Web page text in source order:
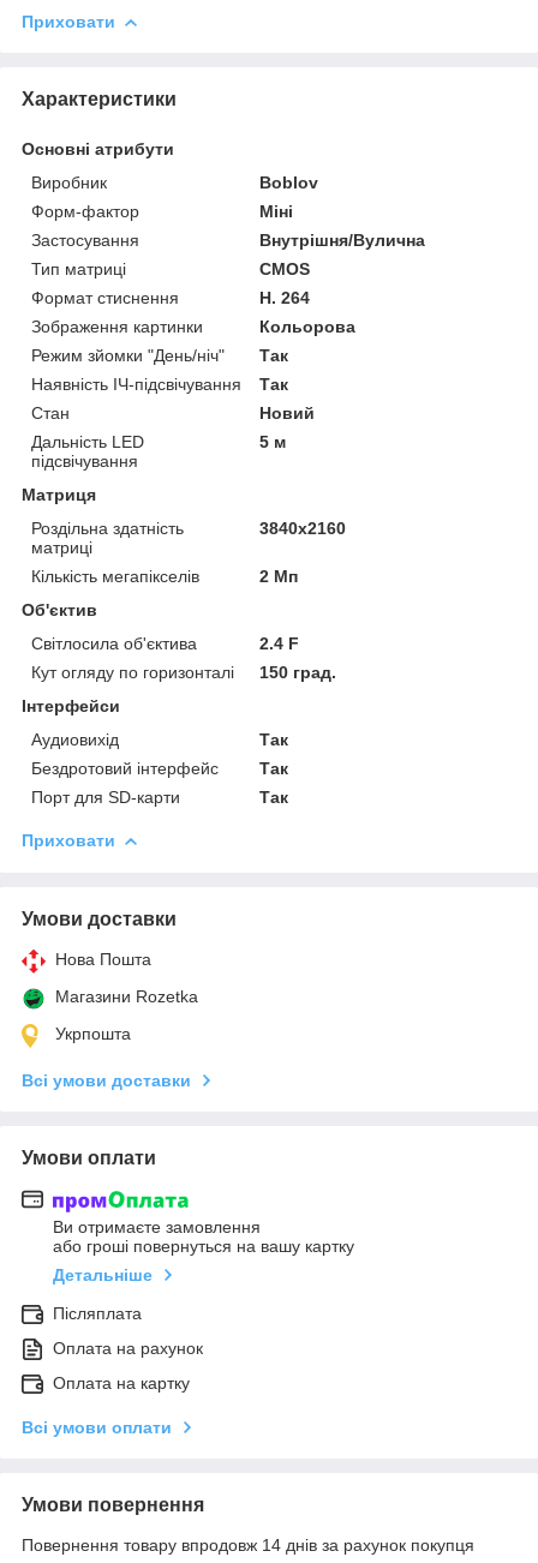
Приховати
Характеристики
Основні атрибути
Виробник
Boblov
Форм-фактор
Міні
Застосування
Внутрішня/Вулична
Тип матриці
CMOS
Формат стиснення
H. 264
Зображення картинки
Кольорова
Режим зйомки "День/ніч"
Так
Наявність ІЧ-підсвічування
Так
Стан
Новий
Дальність LED
підсвічування
5 м
Матриця
Роздільна здатність
матриці
3840х2160
Кількість мегапікселів
2 Мп
Об'єктив
Світлосила об'єктива
2.4 F
Кут огляду по горизонталі
150 град.
Інтерфейси
Аудиовихід
Так
Бездротовий інтерфейс
Так
Порт для SD-карти
Так
Приховати
Умови доставки
Нова Пошта
Магазини Rozetka
Укрпошта
Всі умови доставки
Умови оплати
Ви отримаєте замовлення
або гроші повернуться на вашу картку
Детальніше
Післяплата
Оплата на рахунок
Оплата на картку
Всі умови оплати
Умови повернення
Повернення товару впродовж 14 днів за рахунок покупця